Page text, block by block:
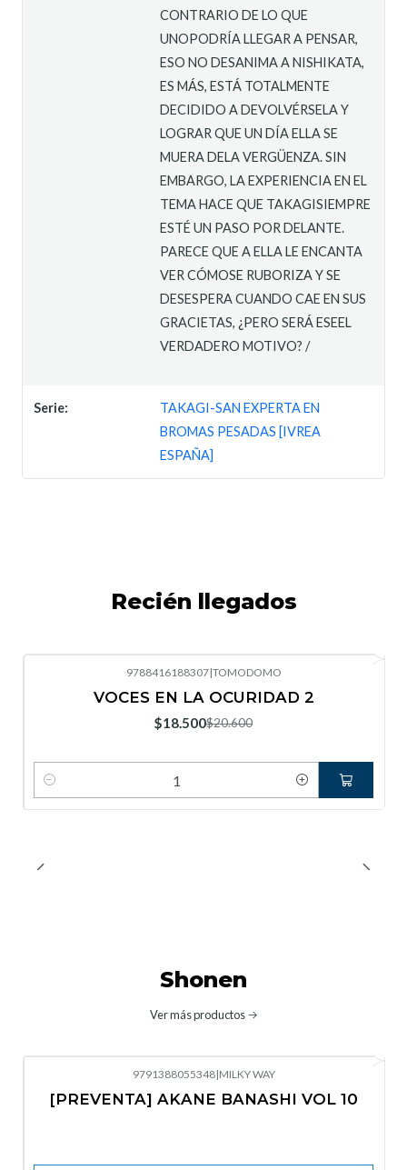
CONTRARIO DE LO QUE
UNOPODRÍA LLEGAR A PENSAR,
ESO NO DESANIMA A NISHIKATA,
ES MÁS, ESTÁ TOTALMENTE
DECIDIDO A DEVOLVÉRSELA Y
LOGRAR QUE UN DÍA ELLA SE
MUERA DELA VERGÜENZA. SIN
EMBARGO, LA EXPERIENCIA EN EL
TEMA HACE QUE TAKAGISIEMPRE
ESTÉ UN PASO POR DELANTE.
PARECE QUE A ELLA LE ENCANTA
VER CÓMOSE RUBORIZA Y SE
DESESPERA CUANDO CAE EN SUS
GRACIETAS, ¿PERO SERÁ ESEEL
VERDADERO MOTIVO? /
Serie:
TAKAGI-SAN EXPERTA EN
BROMAS PESADAS [IVREA
ESPAÑA]
Recién llegados
9788416188307|TOMODOMO
VOCES EN LA OCURIDAD 2
$18.500$20.600
Cantidad
Shonen
Ver más productos
No disponible
9791388055348|MILKY WAY
[PREVENTA] AKANE BANASHI VOL 10